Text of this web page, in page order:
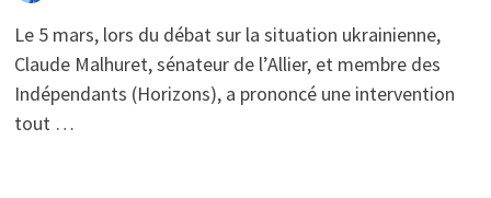
Le 5 mars, lors du débat sur la situation ukrainienne,
Claude Malhuret, sénateur de l’Allier, et membre des
Indépendants (Horizons), a prononcé une intervention
tout …